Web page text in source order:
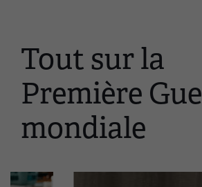
Ceci
est
un
carrousel.
Cette
section
plusieurs
Tout sur la
Première
mondiale